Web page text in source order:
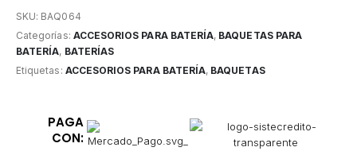
SKU: BAQ064
Categorías: ACCESORIOS PARA BATERÍA, BAQUETAS PARA
BATERÍA, BATERÍAS
Etiquetas: ACCESORIOS PARA BATERÍA, BAQUETAS
PAGA
CON: